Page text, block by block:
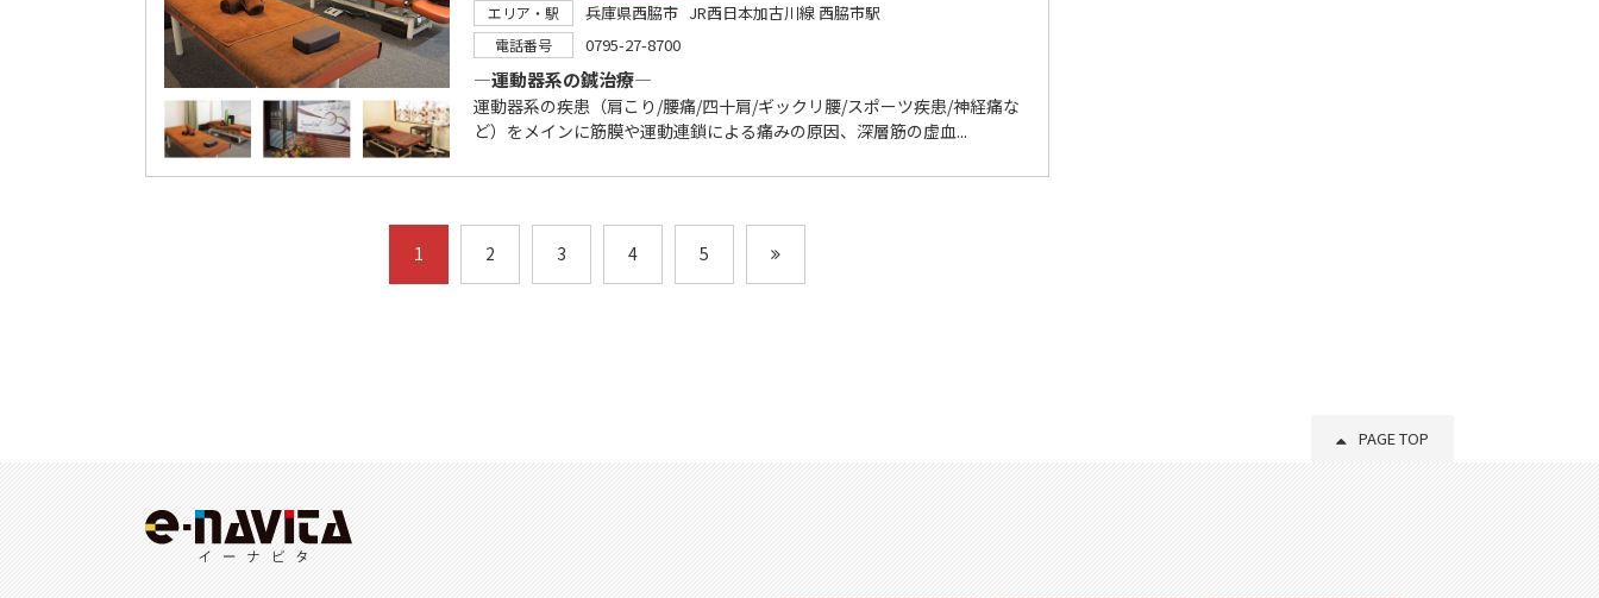
エリア・駅
兵庫県西脇市 JR西日本加古川線 西脇市駅
電話番号 0795-27-8700
―運動器系の鍼治療―
運動器系の疾患（肩こり/腰痛/四十肩/ギックリ腰/スポーツ疾患/神経痛な
ど）をメインに筋膜や運動連鎖による痛みの原因、深層筋の虚血...
1 2 3 4 5
PAGE TOP